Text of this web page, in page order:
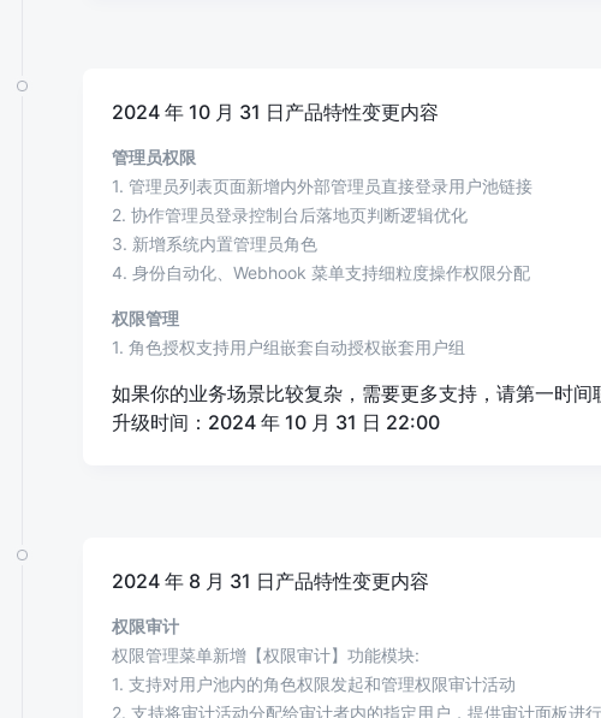
2024 年 10 月 31 日产品特性变更内容
管理员权限
1. 管理员列表页面新增内外部管理员直接登录用户池链接
2. 协作管理员登录控制台后落地页判断逻辑优化
3. 新增系统内置管理员角色
4. 身份自动化、Webhook 菜单支持细粒度操作权限分配
权限管理
1. 角色授权支持用户组嵌套自动授权嵌套用户组
如果你的业务场景比较复杂，需要更多支持，请第一时
升级时间：2024 年 10 月 31 日 22:00
2024 年 8 月 31 日产品特性变更内容
权限审计
权限管理菜单新增【权限审计】功能模块:
1. 支持对用户池内的角色权限发起和管理权限审计活动
2. 支持将审计活动分配给审计者内的指定用户，提供审计面板进